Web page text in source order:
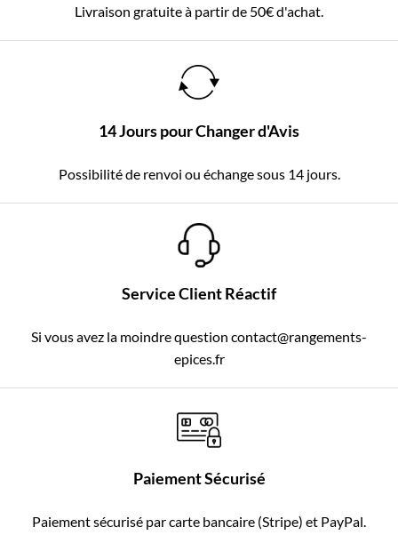
Livraison gratuite à partir de 50€ d'achat.
14 Jours pour Changer d'Avis
Possibilité de renvoi ou échange sous 14 jours.
Service Client Réactif
Si vous avez la moindre question contact@rangements-
epices.fr
Paiement Sécurisé
Paiement sécurisé par carte bancaire (Stripe) et PayPal.